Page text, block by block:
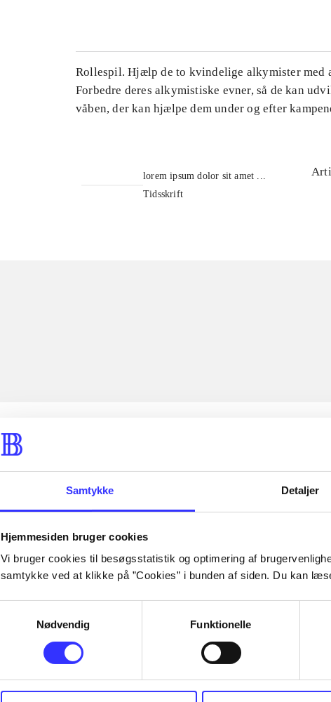
Samtykke Detaljer
Hjemmesiden bruger cookies
Vi bruger cookies til besøgsstatistik og optimering af
samtykke ved at klikke på ”Cookies” i bunden af siden. Du kan
Nødvendig
Funktionelle
Rollespil. Hjælp de to kvindelige alkymister med
Forbedre deres alkymistiske evner, så de kan
våben, der kan hjælpe dem under og efter
lorem ipsum dolor sit amet ...
Tidsskrift
...